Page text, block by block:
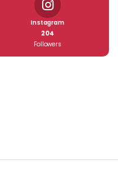
Instagram
204
Followers